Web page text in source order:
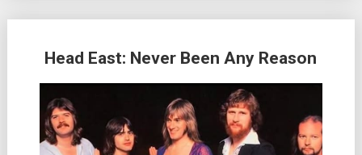
Head East: Never Been Any Reason